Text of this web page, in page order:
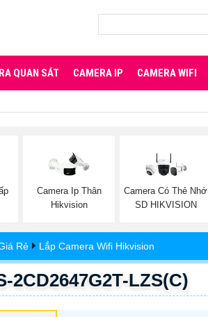
QUAN SÁT CAMERA IP CAMERA WIFI
Camera Ip Thân
Hikvision
Camera Có Thẻ Nhớ
SD HIKVISION
Rẻ Lắp Camera Wifi Hikvision
2CD2647G2T-LZS(C)